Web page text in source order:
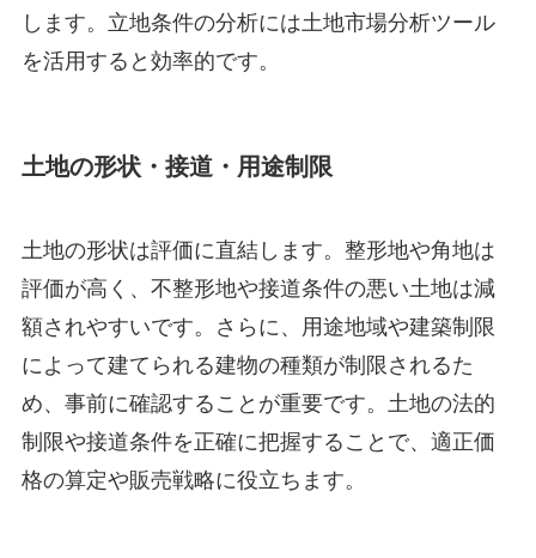
します。立地条件の分析には土地市場分析ツール
を活用すると効率的です。
土地の形状・接道・用途制限
土地の形状は評価に直結します。整形地や角地は
評価が高く、不整形地や接道条件の悪い土地は減
額されやすいです。さらに、用途地域や建築制限
によって建てられる建物の種類が制限されるた
め、事前に確認することが重要です。土地の法的
制限や接道条件を正確に把握することで、適正価
格の算定や販売戦略に役立ちます。